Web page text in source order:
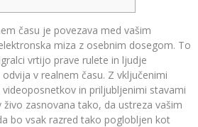
času je povezava med vašim
miza z osebnim dosegom. To
vrtijo prave rulete in ljudje
v realnem času. Z vključenimi
in priljubljenimi stavami
zasnovana tako, da ustreza vašim
bo vsak razred tako poglobljen kot